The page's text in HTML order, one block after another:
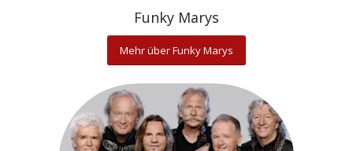
Funky Marys
Mehr über Funky Marys